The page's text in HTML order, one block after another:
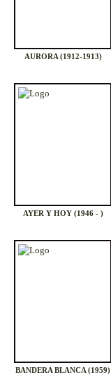
AURORA (1912-1913)
AYER Y HOY (1946 - )
BANDERA BLANCA (1959)